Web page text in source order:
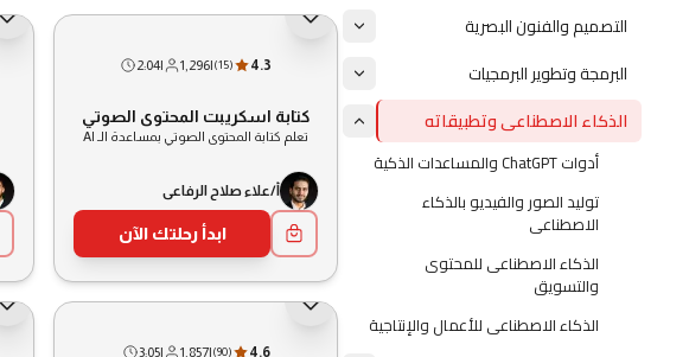
التصميم والفنون البصرية
البرمجة وتطوير البرمجيات
الذكاء الاصطناعى وتطبيقاته
أدوات ChatGPT والمساعدات الذكية
توليد الصور والفيديو بالذكاء
الاصطناعى
الذكاء الاصطناعى للمحتوى
والتسويق
الذكاء الاصطناعى للأعمال والإنتاجية
4.3
(15)
|
1,296
|
2:04
كتابة اسكريبت المحتوى الصوتي
تعلم كتابة المحتوى الصوتي بمساعدة الـ AI
أ/علاء صلاح الرفاعي
ابدأ رحلتك الآن
4.6
(90)
|
1,857
|
3:05